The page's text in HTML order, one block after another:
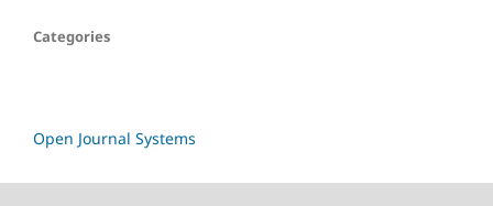
Categories
Open Journal Systems